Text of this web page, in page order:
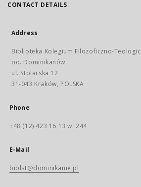
CONTACT DETAILS
Address
Biblioteka Kolegium Filozoficzno-
oo. Dominikanów
ul. Stolarska 12
31-043 Kraków, POLSKA
Phone
+48 (12) 423 16 13 w. 244
E-Mail
biblst@dominikanie.pl